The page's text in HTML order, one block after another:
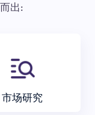
出:
市场研究